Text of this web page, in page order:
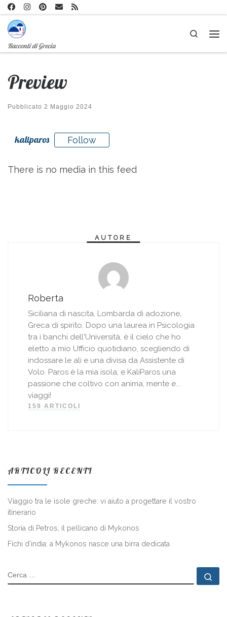
Passa al contenuto
Racconti di Grecia
Search
Preview
Pubblicato 2 Maggio 2024
kaliparos Follow
There is no media in this feed
AUTORE
Roberta
Siciliana di nascita, Lombarda di adozione,
Greca di spirito. Dopo una laurea in Psicologia
tra i banchi dell'Università, è il cielo che ho
eletto a mio Ufficio quotidiano, scegliendo di
indossare le ali e una divisa da Assistente di
Volo. Paros è la mia isola, e KaliParos una
passione che coltivo con anima, mente e...
viaggi!
159 ARTICOLI
ARTICOLI RECENTI
Viaggio tra le isole greche: vi aiuto a progettare il vostro
itinerario
Storia di Petros, il pellicano di Mykonos
Fichi d’india: a Mykonos nasce una birra dedicata
CERCA